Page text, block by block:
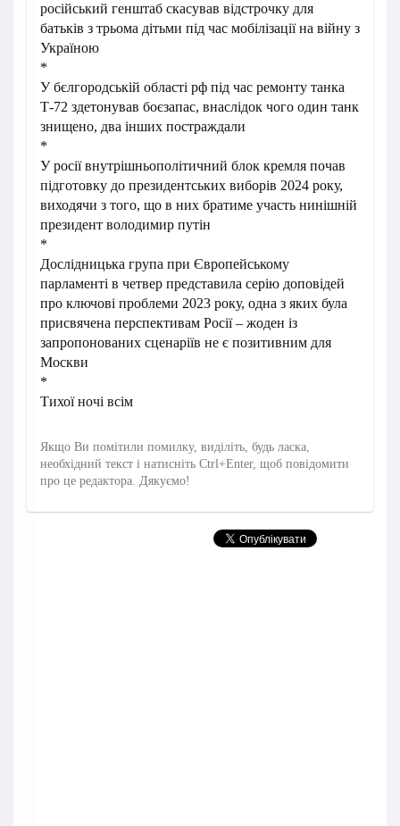
російський генштаб скасував відстрочку для
батьків з трьома дітьми під час мобілізації на війну з
Україною
*
У бєлгородській області рф під час ремонту танка
Т-72 здетонував боєзапас, внаслідок чого один танк
знищено, два інших постраждали
*
У росії внутрішньополітичний блок кремля почав
підготовку до президентських виборів 2024 року,
виходячи з того, що в них братиме участь нинішній
президент володимир путін
*
Дослідницька група при Європейському
парламенті в четвер представила серію доповідей
про ключові проблеми 2023 року, одна з яких була
присвячена перспективам Росії – жоден із
запропонованих сценаріїв не є позитивним для
Москви
*
Тихої ночі всім
Якщо Ви помітили помилку, виділіть, будь ласка,
необхідний текст і натисніть Ctrl+Enter, щоб повідомити
про це редактора. Дякуємо!